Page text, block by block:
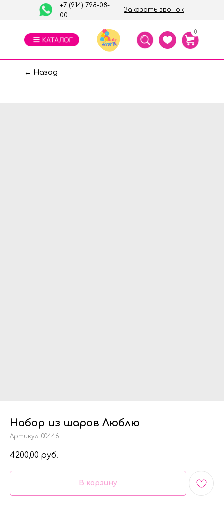
Заказать звонок
+7 (914) 798-08-
00
0
← Назад
Набор из шаров Люблю
Артикул: 00446
4200,00 руб.
В корзину